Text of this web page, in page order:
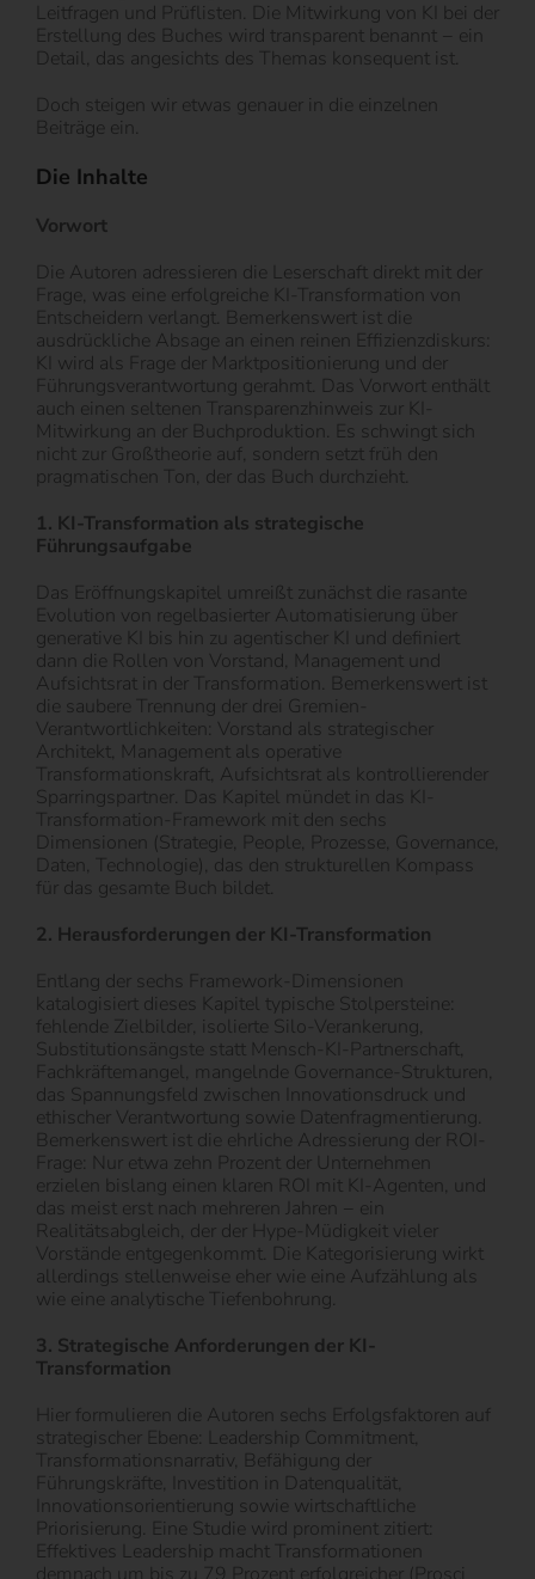
Leitfragen und Prüflisten. Die Mitwirkung von KI bei der
Erstellung des Buches wird transparent benannt − ein
Detail, das angesichts des Themas konsequent ist.
Doch steigen wir etwas genauer in die einzelnen
Beiträge ein.
Die Inhalte
Vorwort
Die Autoren adressieren die Leserschaft direkt mit der
Frage, was eine erfolgreiche KI-Transformation von
Entscheidern verlangt. Bemerkenswert ist die
ausdrückliche Absage an einen reinen Effizienzdiskurs:
KI wird als Frage der Marktpositionierung und der
Führungsverantwortung gerahmt. Das Vorwort enthält
auch einen seltenen Transparenzhinweis zur KI-
Mitwirkung an der Buchproduktion. Es schwingt sich
nicht zur Großtheorie auf, sondern setzt früh den
pragmatischen Ton, der das Buch durchzieht.
1. KI-Transformation als strategische
Führungsaufgabe
Das Eröffnungskapitel umreißt zunächst die rasante
Evolution von regelbasierter Automatisierung über
generative KI bis hin zu agentischer KI und definiert
dann die Rollen von Vorstand, Management und
Aufsichtsrat in der Transformation. Bemerkenswert ist
die saubere Trennung der drei Gremien-
Verantwortlichkeiten: Vorstand als strategischer
Architekt, Management als operative
Transformationskraft, Aufsichtsrat als kontrollierender
Sparringspartner. Das Kapitel mündet in das KI-
Transformation-Framework mit den sechs
Dimensionen (Strategie, People, Prozesse, Governance,
Daten, Technologie), das den strukturellen Kompass
für das gesamte Buch bildet.
2. Herausforderungen der KI-Transformation
Entlang der sechs Framework-Dimensionen
katalogisiert dieses Kapitel typische Stolpersteine:
fehlende Zielbilder, isolierte Silo-Verankerung,
Substitutionsängste statt Mensch-KI-Partnerschaft,
Fachkräftemangel, mangelnde Governance-Strukturen,
das Spannungsfeld zwischen Innovationsdruck und
ethischer Verantwortung sowie Datenfragmentierung.
Bemerkenswert ist die ehrliche Adressierung der ROI-
Frage: Nur etwa zehn Prozent der Unternehmen
erzielen bislang einen klaren ROI mit KI-Agenten, und
das meist erst nach mehreren Jahren − ein
Realitätsabgleich, der der Hype-Müdigkeit vieler
Vorstände entgegenkommt. Die Kategorisierung wirkt
allerdings stellenweise eher wie eine Aufzählung als
wie eine analytische Tiefenbohrung.
3. Strategische Anforderungen der KI-
Transformation
Hier formulieren die Autoren sechs Erfolgsfaktoren auf
strategischer Ebene: Leadership Commitment,
Transformationsnarrativ, Befähigung der
Führungskräfte, Investition in Datenqualität,
Innovationsorientierung sowie wirtschaftliche
Priorisierung. Eine Studie wird prominent zitiert:
Effektives Leadership macht Transformationen